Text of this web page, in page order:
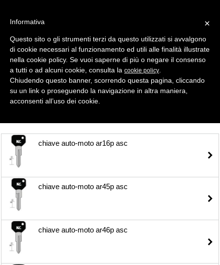
Selezione
CHIAVI AUTO > CHIAVI AUTO TESTA PLASTICA
chiave auto-moto ar16p asc
chiave auto-moto ar45p asc
chiave auto-moto ar46p asc
×
Informativa
Questo sito o gli strumenti terzi da questo utilizzati si avvalgono
di cookie necessari al funzionamento ed utili alle finalità illustrate
nella cookie policy. Se vuoi saperne di più o negare il consenso
a tutti o ad alcuni cookie, consulta la cookie policy
Chiudendo questo banner, scorrendo questa pagina, cliccando
su un link o proseguendo la navigazione in altra maniera,
acconsenti all’uso dei cookie.